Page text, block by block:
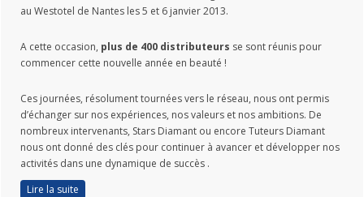
au Westotel de Nantes les 5 et 6 janvier 2013.
A cette occasion, plus de 400 distributeurs se sont réunis pour
commencer cette nouvelle année en beauté !
Ces journées, résolument tournées vers le réseau, nous ont permis
d’échanger sur nos expériences, nos valeurs et nos ambitions. De
nombreux intervenants, Stars Diamant ou encore Tuteurs Diamant
nous ont donné des clés pour continuer à avancer et développer nos
activités dans une dynamique de succès .
Lire la suite